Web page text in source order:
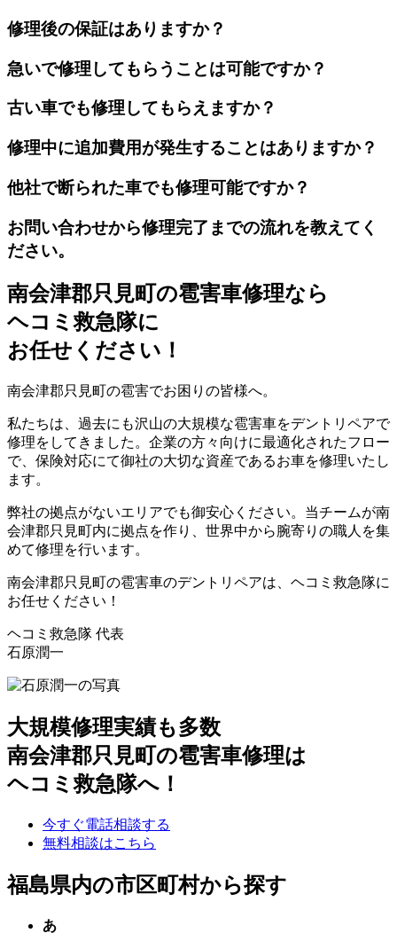
修理後の保証はありますか？
急いで修理してもらうことは可能ですか？
古い車でも修理してもらえますか？
修理中に追加費用が発生することはありますか？
他社で断られた車でも修理可能ですか？
お問い合わせから修理完了までの流れを教えてく
ださい。
南会津郡只見町の雹害車修理なら
ヘコミ救急隊に
お任せください！
南会津郡只見町の雹害でお困りの皆様へ。
私たちは、過去にも沢山の大規模な雹害車をデントリペアで
修理をしてきました。企業の方々向けに最適化されたフロー
で、保険対応にて御社の大切な資産であるお車を修理いたし
ます。
弊社の拠点がないエリアでも御安心ください。当チームが南
会津郡只見町内に拠点を作り、世界中から腕寄りの職人を集
めて修理を行います。
南会津郡只見町の雹害車のデントリペアは、ヘコミ救急隊に
お任せください！
ヘコミ救急隊 代表
石原潤一
大規模修理実績も多数
南会津郡只見町の雹害車修理は
ヘコミ救急隊へ！
今すぐ電話相談する
無料相談はこちら
福島県内の市区町村から探す
あ